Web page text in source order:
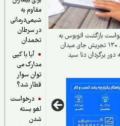
مقاوم به
شیمی‌درمانی
در سرطان
تخمدان
آیا با کپی
مدارک می
توان سوار
قطار شد؟
درخواست
لغو بسته
اتوبوس به
۱۳۰ تجریش جای میدان
دنا سید